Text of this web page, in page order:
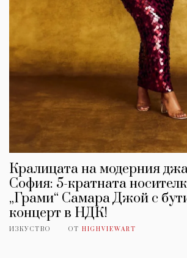
Кралицата на модерния
София: 5-кратната
„Грами“ Самара Джой с
концерт в НДК!
ИЗКУСТВО ОТ HIGHVIEWART